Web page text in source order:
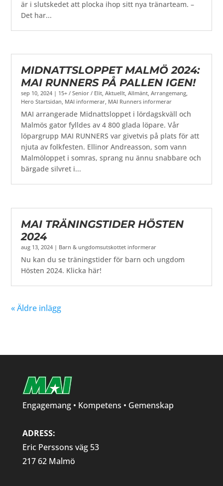
är i slutskedet att plocka ihop sitt nya tränarteam. –
Det har...
MIDNATTSLOPPET MALMÖ 2024:
MAI RUNNERS PÅ PALLEN IGEN!
sep 10, 2024 | 15+ / Senior / Elit,Aktuellt,Allmänt,Arrangemang,
Hero Startsidan, MAI informerar, MAI Runners informerar
MAI arrangerade Midnattsloppet i lördagskväll och
Malmös gator fylldes av 4 800 glada löpare. Vår
löpargrupp MAI RUNNERS var givetvis på plats för att
njuta av folkfesten. Ellinor Andreasson, som vann
Malmöloppet i somras, sprang nu ännu snabbare och
bärgade silvret i...
MAI TRÄNINGSTIDER HÖSTEN
2024
aug 13, 2024 | Barn & ungdomsutskottet informerar
Nu kan du se träningstider för barn och ungdom
Hösten 2024. Klicka här!
« Äldre inlägg
Engagemang • Kompetens • Gemenskap
ADRESS:
Eric Perssons väg 53
217 62 Malmö